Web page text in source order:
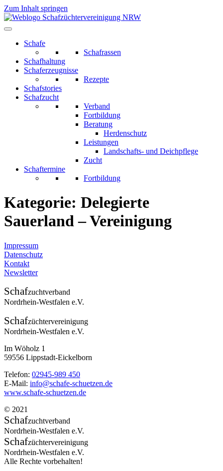
Zum Inhalt springen
Schafe
Schafrassen
Schafhaltung
Schaferzeugnisse
Rezepte
Schafstories
Schafzucht
Verband
Fortbildung
Beratung
Herdenschutz
Leistungen
Landschafts- und Deichpflege
Zucht
Schaftermine
Fortbildung
Kategorie: Delegierte
Sauerland – Vereinigung
Impressum
Datenschutz
Kontakt
Newsletter
Schafzuchtverband
Nordrhein-Westfalen e.V.
Schafzüchtervereinigung
Nordrhein-Westfalen e.V.
Im Wöholz 1
59556 Lippstadt-Eickelborn
Telefon: 02945-989 450
E-Mail: info@schafe-schuetzen.de
www.schafe-schuetzen.de
© 2021
Schafzuchtverband
Nordrhein-Westfalen e.V.
Schafzüchtervereinigung
Nordrhein-Westfalen e.V.
Alle Rechte vorbehalten!